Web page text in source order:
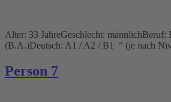
Alter: 33 JahreGeschlecht: männlichBeruf:
(B.A.)Deutsch: A1 / A2 / B1 “ (je nach
Person 7